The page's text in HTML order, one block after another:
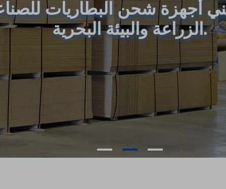
الزراعة والبيئة البحرية.